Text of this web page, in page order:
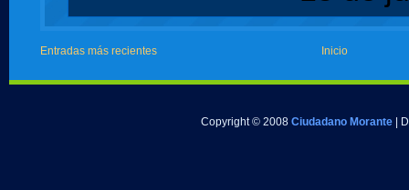
Entradas más recientes Inicio
Copyright © 2008 Ciudadano Morante |